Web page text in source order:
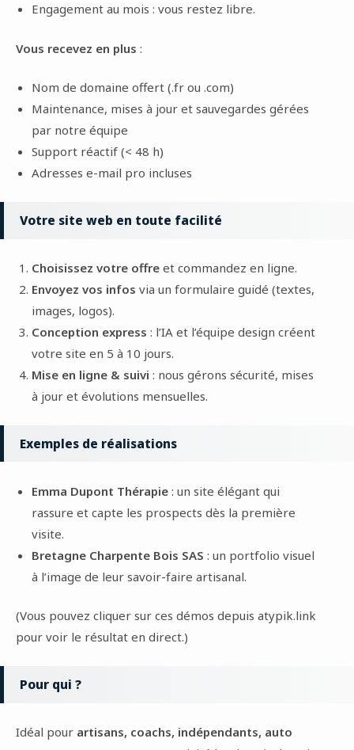
Engagement au mois : vous restez libre.
Vous recevez en plus :
Nom de domaine offert (.fr ou .com)
Maintenance, mises à jour et sauvegardes gérées
par notre équipe
Support réactif (< 48 h)
Adresses e-mail pro incluses
Votre site web en toute facilité
Choisissez votre offre et commandez en ligne.
Envoyez vos infos via un formulaire guidé (textes,
images, logos).
Conception express : l’IA et l’équipe design créent
votre site en 5 à 10 jours.
Mise en ligne & suivi : nous gérons sécurité, mises
à jour et évolutions mensuelles.
Exemples de réalisations
Emma Dupont Thérapie : un site élégant qui
rassure et capte les prospects dès la première
visite.
Bretagne Charpente Bois SAS : un portfolio visuel
à l’image de leur savoir-faire artisanal.
(Vous pouvez cliquer sur ces démos depuis atypik.link
pour voir le résultat en direct.)
Pour qui ?
Idéal pour artisans, coachs, indépendants, auto